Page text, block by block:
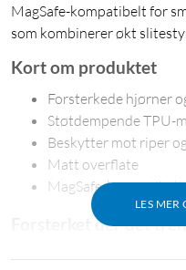
MagSafe-kompatibelt for
som kombinerer økt
LES
Kort om produktet
Forsterkede hjørner
Støtdempende TPU-
Beskytter mot riper
Matt overflate
MagSafe-kompatibelt
Forsterket der det
Hjørner og kanter er de